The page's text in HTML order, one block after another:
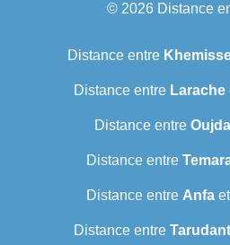
© 2026 Distance
Distance entre
Distance entre Larache
Distance entre Oujda
Distance entre
Distance entre Anfa et
Distance entre Tarudant